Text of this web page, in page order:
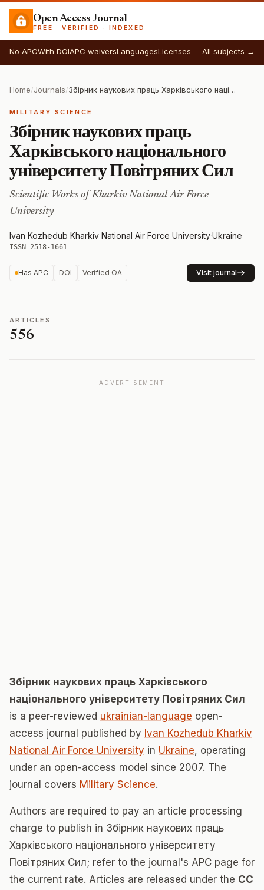
Open Access Journal
FREE · VERIFIED · INDEXED
No APCWith DOIAPC waiversLanguagesLicenses All subjects →
Home/Journals/ Збірник наукових праць Харківського національного університету Повітряних Сил
MILITARY SCIENCE
Збірник наукових праць
Харківського національного
університету Повітряних Сил
Scientific Works of Kharkiv National Air Force
University
Ivan Kozhedub Kharkiv National Air Force University·Ukraine·
ISSN 2518-1661
Has APC DOI Verified OA Visit journal
ARTICLES
556
ADVERTISEMENT
Збірник наукових праць Харківського
національного університету Повітряних Сил
is a peer-reviewed ukrainian-language open-
access journal published by Ivan Kozhedub Kharkiv
National Air Force University in Ukraine, operating
under an open-access model since 2007. The
journal covers Military Science.
Authors are required to pay an article processing
charge to publish in Збірник наукових праць
Харківського національного університету
Повітряних Сил; refer to the journal's APC page for
the current rate. Articles are released under the CC